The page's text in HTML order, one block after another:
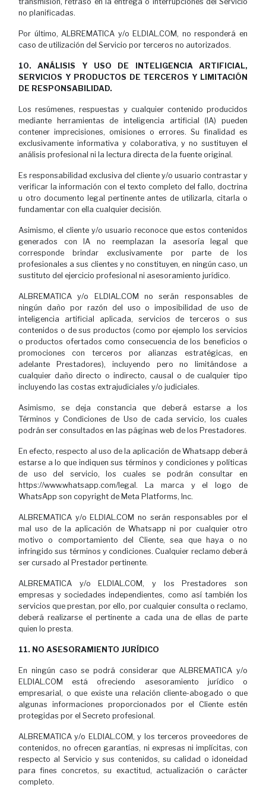
no planificadas.
Por último, ALBREMATICA y/o ELDIAL.COM, no responderá en
caso de utilización del Servicio por terceros no autorizados.
10. ANÁLISIS Y USO DE INTELIGENCIA ARTIFICIAL,
SERVICIOS Y PRODUCTOS DE TERCEROS Y LIMITACIÓN
DE RESPONSABILIDAD.
Los resúmenes, respuestas y cualquier contenido producidos
mediante herramientas de inteligencia artificial (IA) pueden
contener imprecisiones, omisiones o errores. Su finalidad es
exclusivamente informativa y colaborativa, y no sustituyen el
análisis profesional ni la lectura directa de la fuente original.
Es responsabilidad exclusiva del cliente y/o usuario contrastar y
verificar la información con el texto completo del fallo, doctrina
u otro documento legal pertinente antes de utilizarla, citarla o
fundamentar con ella cualquier decisión.
Asimismo, el cliente y/o usuario reconoce que estos contenidos
generados con IA no reemplazan la asesoría legal que
corresponde brindar exclusivamente por parte de los
profesionales a sus clientes y no constituyen, en ningún caso, un
sustituto del ejercicio profesional ni asesoramiento jurídico.
ALBREMATICA y/o ELDIAL.COM no serán responsables de
ningún daño por razón del uso o imposibilidad de uso de
inteligencia artificial aplicada, servicios de terceros o sus
contenidos o de sus productos (como por ejemplo los servicios
o productos ofertados como consecuencia de los beneficios o
promociones con terceros por alianzas estratégicas, en
adelante Prestadores), incluyendo pero no limitándose a
cualquier daño directo o indirecto, causal o de cualquier tipo
incluyendo las costas extrajudiciales y/o judiciales.
Asimismo, se deja constancia que deberá estarse a los
Términos y Condiciones de Uso de cada servicio, los cuales
podrán ser consultados en las páginas web de los Prestadores.
En efecto, respecto al uso de la aplicación de Whatsapp deberá
estarse a lo que indiquen sus términos y condiciones y políticas
de uso del servicio, los cuales se podrán consultar en
https://www.whatsapp.com/legal. La marca y el logo de
WhatsApp son copyright de Meta Platforms, Inc.
ALBREMATICA y/o ELDIAL.COM no serán responsables por el
mal uso de la aplicación de Whatsapp ni por cualquier otro
motivo o comportamiento del Cliente, sea que haya o no
infringido sus términos y condiciones. Cualquier reclamo deberá
ser cursado al Prestador pertinente.
ALBREMATICA y/o ELDIAL.COM, y los Prestadores son
empresas y sociedades independientes, como así también los
servicios que prestan, por ello, por cualquier consulta o reclamo,
deberá realizarse el pertinente a cada una de ellas de parte
quien lo presta.
11. NO ASESORAMIENTO JURÍDICO
En ningún caso se podrá considerar que ALBREMATICA y/o
ELDIAL.COM está ofreciendo asesoramiento jurídico o
empresarial, o que existe una relación cliente-abogado o que
algunas informaciones proporcionados por el Cliente estén
protegidas por el Secreto profesional.
ALBREMATICA y/o ELDIAL.COM, y los terceros proveedores de
contenidos, no ofrecen garantías, ni expresas ni implícitas, con
respecto al Servicio y sus contenidos, su calidad o idoneidad
para fines concretos, su exactitud, actualización o carácter
completo.